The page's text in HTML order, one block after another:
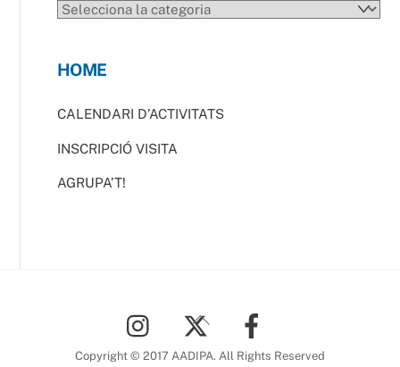
CATEGORIES
HOME
CALENDARI D’ACTIVITATS
INSCRIPCIÓ VISITA
AGRUPA’T!
To
Top
Copyright © 2017 AADIPA. All Rights Reserved